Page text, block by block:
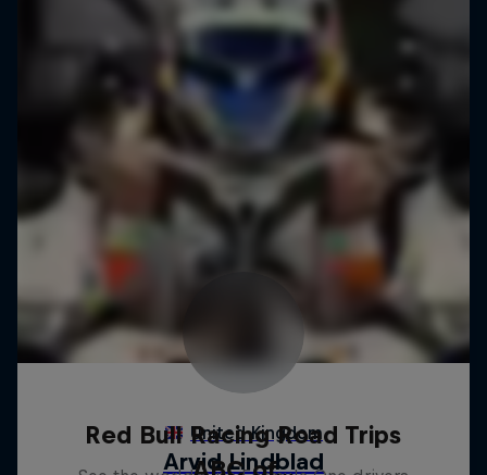
Red Bull Racing Road Trips